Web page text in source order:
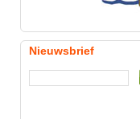
Nieuwsbrief